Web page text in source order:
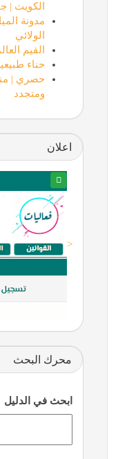
الكويت |
مدونة
الولائي
القيم
حناء
حصري |
ومتجدد
اعلان
<
محرك البحث
ابحث في الدليل